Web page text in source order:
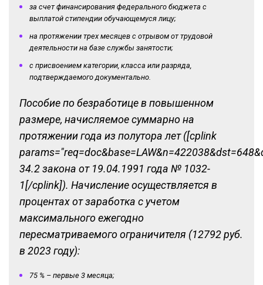
за счет финансирования федерального бюджета с
выплатой стипендии обучающемуся лицу;
на протяжении трех месяцев с отрывом от трудовой
деятельности на базе службы занятости;
с присвоением категории, класса или разряда,
подтверждаемого документально.
Пособие по безработице в повышенном
размере, начисляемое суммарно на
протяжении года из полутора лет ([cplink
34.2 закона от 19.04.1991 года № 1032-
1[/cplink]). Начисление осуществляется в
процентах от заработка с учетом
максимального ежегодно
пересматриваемого ограничителя (12792 руб.
в 2023 году):
75 % – первые 3 месяца;